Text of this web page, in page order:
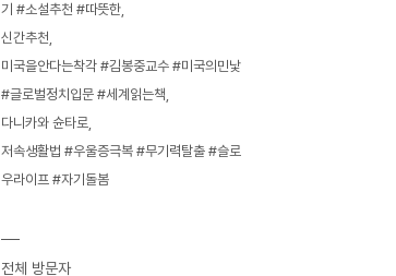
기 #소설추천 #따뜻한
신간추천
미국을안다는착각 #김봉중교수 #미국의민낯
#글로벌정치입문 #세계읽는책
다니카와 슌타로
저속생활법 #우울증극복 #무기력탈출 #슬로
우라이프 #자기돌봄
전체 방문자